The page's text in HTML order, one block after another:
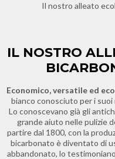
Il nostro alleato
IL NOSTRO
Economico, versatile ed
bianco conosciuto per i suoi
Lo conoscevano già gli
grande aiuto nelle pulizie
partire dal 1800, con la
bicarbonato è diventato di
abbandonato, lo